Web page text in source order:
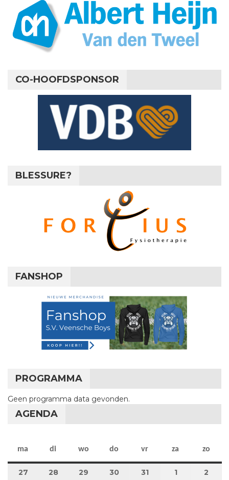
CO-HOOFDSPONSOR
BLESSURE?
FANSHOP
PROGRAMMA
Geen programma data gevonden.
AGENDA
ma maandag
di dinsdag
wo woensdag
do donderdag
vr vrijdag
za zaterdag
zo
27 27 juli 2026
28 28 juli 2026
29 29 juli 2026
30 30 juli 2026
31 31 juli 2026
11 augustus
2